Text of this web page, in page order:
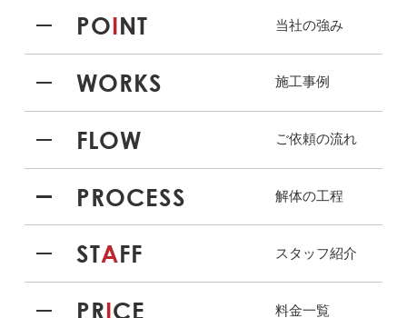
POINT 当社の強み
WORKS 施工事例
FLOW ご依頼の流れ
PROCESS 解体の工程
STAFF スタッフ紹介
PRICE 料金一覧